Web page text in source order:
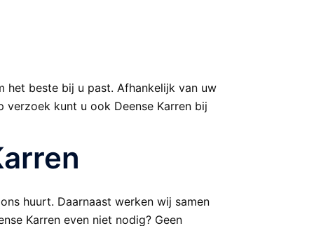
het beste bij u past. Afhankelijk van uw
verzoek kunt u ook Deense Karren bij
huurt. Daarnaast werken wij samen
Karren even niet nodig? Geen